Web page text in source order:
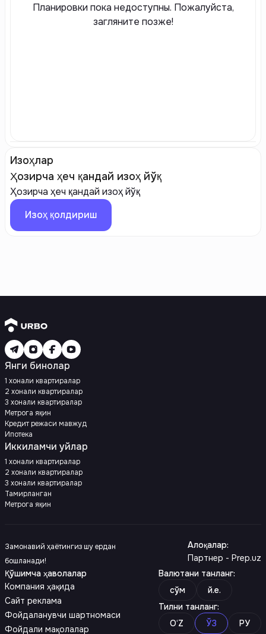
Планировки пока недоступны. Пожалуйста,
загляните позже!
Изоҳлар
Ҳозирча ҳеч қандай изоҳ йўқ
Ҳозирча ҳеч қандай изоҳ йўқ
Изоҳ қолдириш
Янги бинолар
1 хонали квартиралар
2 хонали квартиралар
3 хонали квартиралар
Метрога яқин
Кредит режаси мавжуд
Ипотека
Иккиламчи уйлар
1 хонали квартиралар
2 хонали квартиралар
3 хонали квартиралар
Тамирланган
Метрога яқин
Замонавий ҳаётингиз шу ердан
бошланади!
Алоқалар:
Партнер - Prep.uz
Қўшимча ҳаволалар
Компания ҳақида
Сайт реклама
Фойдаланувчи шартномаси
Фойдали мақолалар
Валютани танланг:
сўм
й.е.
Тилни танланг:
O‘Z
ЎЗ РУ